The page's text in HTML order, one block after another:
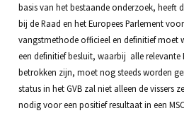
basis van het bestaande onderzoek, heeft
bij de Raad en het Europees Parlement
vangstmethode officieel en definitief moet
een definitief besluit, waarbij alle relevante
betrokken zijn, moet nog steeds worden
status in het GVB zal niet alleen de vissers
nodig voor een positief resultaat in een